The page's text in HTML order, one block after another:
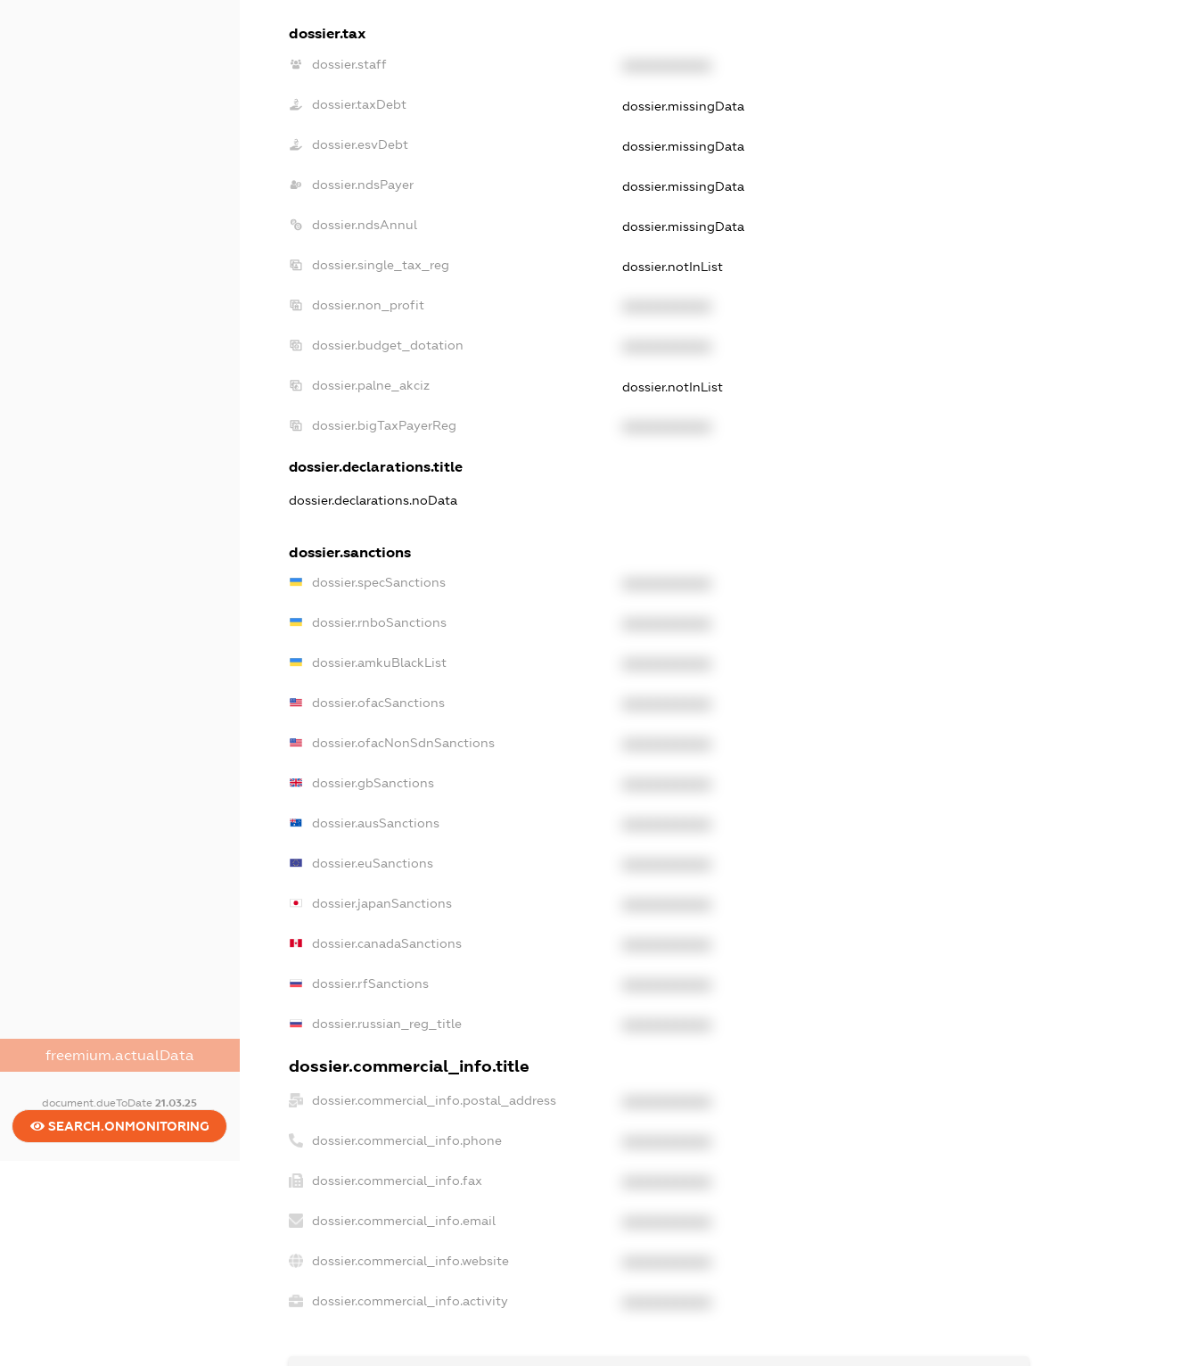
freemium.actualData
document.dueToDate21.03.25
SEARCH.ONMONITORING
dossier.tax
dossier.staff
dossier.taxDebt dossier.missingData
dossier.esvDebt dossier.missingData
dossier.ndsPayer dossier.missingData
dossier.ndsAnnul dossier.missingData
dossier.single_tax_reg dossier.notInList
dossier.non_profit
dossier.budget_dotation
dossier.palne_akciz dossier.notInList
dossier.bigTaxPayerReg
dossier.declarations.title
dossier.declarations.noData
dossier.sanctions
dossier.specSanctions
dossier.rnboSanctions
dossier.amkuBlackList
dossier.ofacSanctions
dossier.ofacNonSdnSanctions
dossier.gbSanctions
dossier.ausSanctions
dossier.euSanctions
dossier.japanSanctions
dossier.canadaSanctions
dossier.rfSanctions
dossier.russian_reg_title
dossier.commercial_info.title
dossier.commercial_info.postal_address
dossier.commercial_info.phone
dossier.commercial_info.fax
dossier.commercial_info.email
dossier.commercial_info.website
dossier.commercial_info.activity